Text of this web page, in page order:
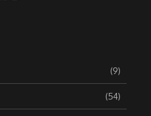
(9)
(54)